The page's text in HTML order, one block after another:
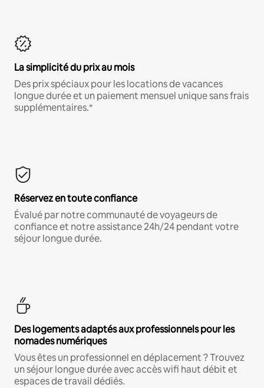
La simplicité du prix au mois
Des prix spéciaux pour les locations de vacances
longue durée et un paiement mensuel unique sans frais
supplémentaires.*
Réservez en toute confiance
Évalué par notre communauté de voyageurs de
confiance et notre assistance 24h/24 pendant votre
séjour longue durée.
Des logements adaptés aux professionnels pour les
nomades numériques
Vous êtes un professionnel en déplacement ? Trouvez
un séjour longue durée avec accès wifi haut débit et
espaces de travail dédiés.